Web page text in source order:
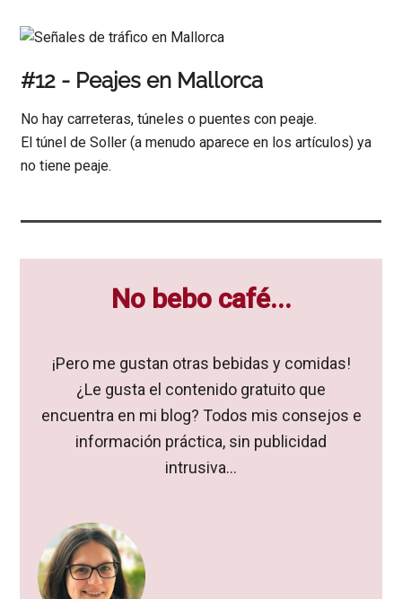
#12 - Peajes en Mallorca
No hay carreteras, túneles o puentes con peaje.
El túnel de Soller (a menudo aparece en los artículos) ya
no tiene peaje.
No bebo café...
¡Pero me gustan otras bebidas y comidas!
¿Le gusta el contenido gratuito que
encuentra en mi blog? Todos mis consejos e
información práctica, sin publicidad
intrusiva...